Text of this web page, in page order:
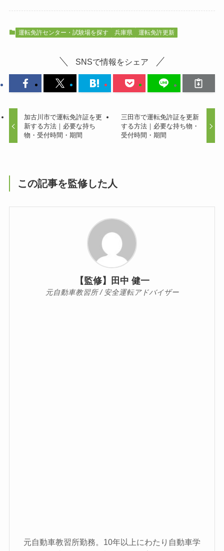
運転免許センター・試験場を探す 兵庫県 運転免許更新
SNSで情報をシェア
加古川市で運転免許証を更
新する方法｜必要な持ち
物・受付時間・期間
三田市で運転免許証を更新
する方法｜必要な持ち物・
受付時間・期間
この記事を監修した人
【監修】田中 健一
元自動車教習所 / 安全運転アドバイザー
元自動車教習所勤務。10年以上にわたり自動車学